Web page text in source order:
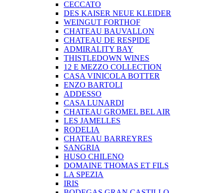
CECCATO
DES KAISER NEUE KLEIDER
WEINGUT FORTHOF
CHATEAU BAUVALLON
CHATEAU DE RESPIDE
ADMIRALITY BAY
THISTLEDOWN WINES
12 E MEZZO COLLECTION
CASA VINICOLA BOTTER
ENZO BARTOLI
ADDESSO
CASA LUNARDI
CHATEAU GROMEL BEL AIR
LES JAMELLES
RODELIA
CHATEAU BARREYRES
SANGRIA
HUSO CHILENO
DOMAINE THOMAS ET FILS
LA SPEZIA
IRIS